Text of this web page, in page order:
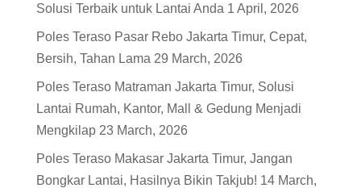
Solusi Terbaik untuk Lantai Anda 1 April, 2026
Poles Teraso Pasar Rebo Jakarta Timur, Cepat,
Bersih, Tahan Lama 29 March, 2026
Poles Teraso Matraman Jakarta Timur, Solusi
Lantai Rumah, Kantor, Mall & Gedung Menjadi
Mengkilap 23 March, 2026
Poles Teraso Makasar Jakarta Timur, Jangan
Bongkar Lantai, Hasilnya Bikin Takjub! 14 March,